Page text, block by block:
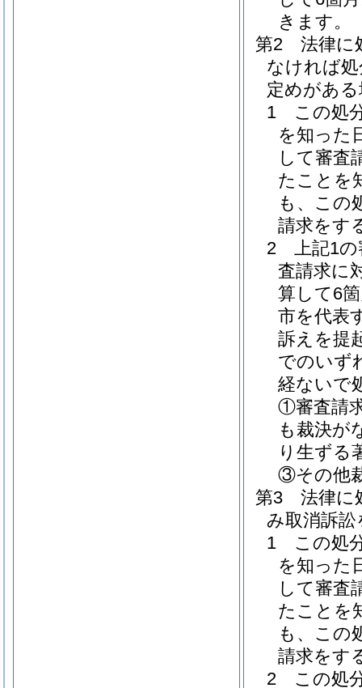
きます。
第2 法律に
なければ
定めがあ
1 この処
を知った
して審査
たことを
も、この
請求をす
2 上記1の
査請求に
算して6
市を代表
訴えを提
でのいず
経ないで
①審査請
も裁決が
り生ずる
③その他
第3 法律に
み取消訴
1 この処
を知った
して審査
たことを
も、この
請求をす
2 この処